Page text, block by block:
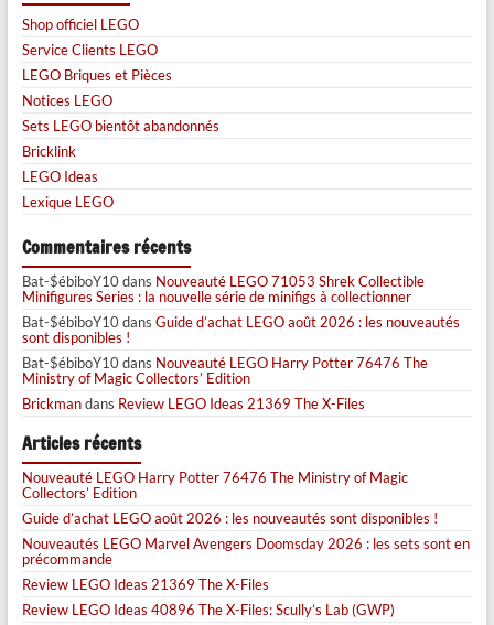
Shop officiel LEGO
Service Clients LEGO
LEGO Briques et Pièces
Notices LEGO
Sets LEGO bientôt abandonnés
Bricklink
LEGO Ideas
Lexique LEGO
Commentaires récents
Bat-$ébiboY10dans Nouveauté LEGO 71053 Shrek Collectible
Minifigures Series : la nouvelle série de minifigs à collectionner
Bat-$ébiboY10dans Guide d’achat LEGO août 2026 : les nouveautés
sont disponibles !
Bat-$ébiboY10dans Nouveauté LEGO Harry Potter 76476 The
Ministry of Magic Collectors’ Edition
Brickmandans Review LEGO Ideas 21369 The X-Files
Articles récents
Nouveauté LEGO Harry Potter 76476 The Ministry of Magic
Collectors’ Edition
Guide d’achat LEGO août 2026 : les nouveautés sont disponibles !
Nouveautés LEGO Marvel Avengers Doomsday 2026 : les sets sont en
précommande
Review LEGO Ideas 21369 The X-Files
Review LEGO Ideas 40896 The X-Files: Scully’s Lab (GWP)